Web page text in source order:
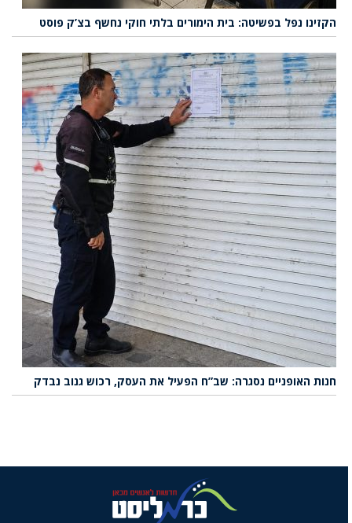
הקזינו נפל בפשיטה: בית הימורים בלתי חוקי נחשף בצ’ק פוסט
חנות האופניים נסגרה: שב”ח הפעיל את העסק, רכוש גנוב נבדק